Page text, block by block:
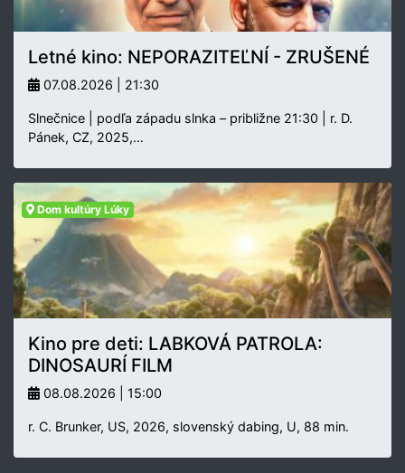
Letné kino: NEPORAZITEĽNÍ - ZRUŠENÉ
07.08.2026 | 21:30
Slnečnice | podľa západu slnka – približne 21:30 | r. D.
Pánek, CZ, 2025,…
Dom kultúry Lúky
Kino pre deti: LABKOVÁ PATROLA:
DINOSAURÍ FILM
08.08.2026 | 15:00
r. C. Brunker, US, 2026, slovenský dabing, U, 88 min.